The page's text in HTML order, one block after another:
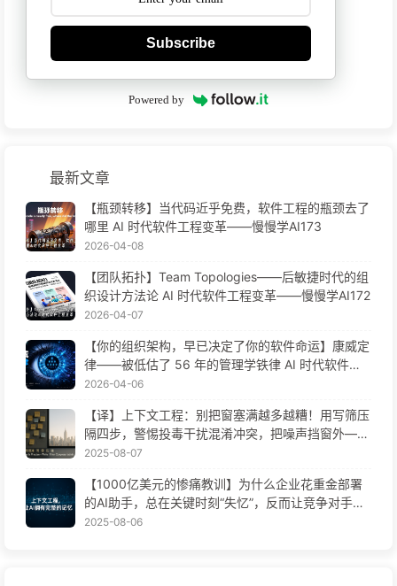
Subscribe
Powered by
最新文章
【瓶颈转移】当代码近乎免费，软件工程的瓶颈去了
哪里 AI 时代软件工程变革——慢慢学AI173
2026-04-08
【团队拓扑】Team Topologies——后敏捷时代的组
织设计方法论 AI 时代软件工程变革——慢慢学AI172
2026-04-07
【你的组织架构，早已决定了你的软件命运】康威定
律——被低估了 56 年的管理学铁律 AI 时代软件工
程变革——慢慢学AI171
2026-04-06
【译】上下文工程：别把窗塞满越多越糟！用写筛压
隔四步，警惕投毒干扰混淆冲突，把噪声挡窗外——
慢慢学AI170
2025-08-07
【1000亿美元的惨痛教训】为什么企业花重金部署
的AI助手，总在关键时刻“失忆”，反而让竞争对手实
现90%性能提升？——慢慢学AI169
2025-08-06